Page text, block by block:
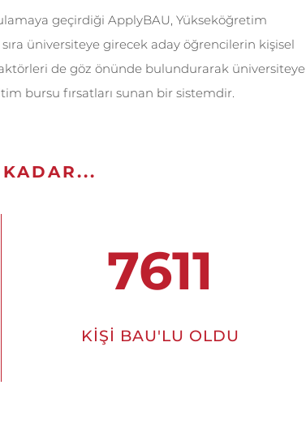
geçirdiği ApplyBAU, Yükseköğretim
üniversiteye girecek aday öğrencilerin kişisel
de göz önünde bulundurarak üniversiteye
bursu fırsatları sunan bir sistemdir.
7611
KIŞI BAU'LU OLDU